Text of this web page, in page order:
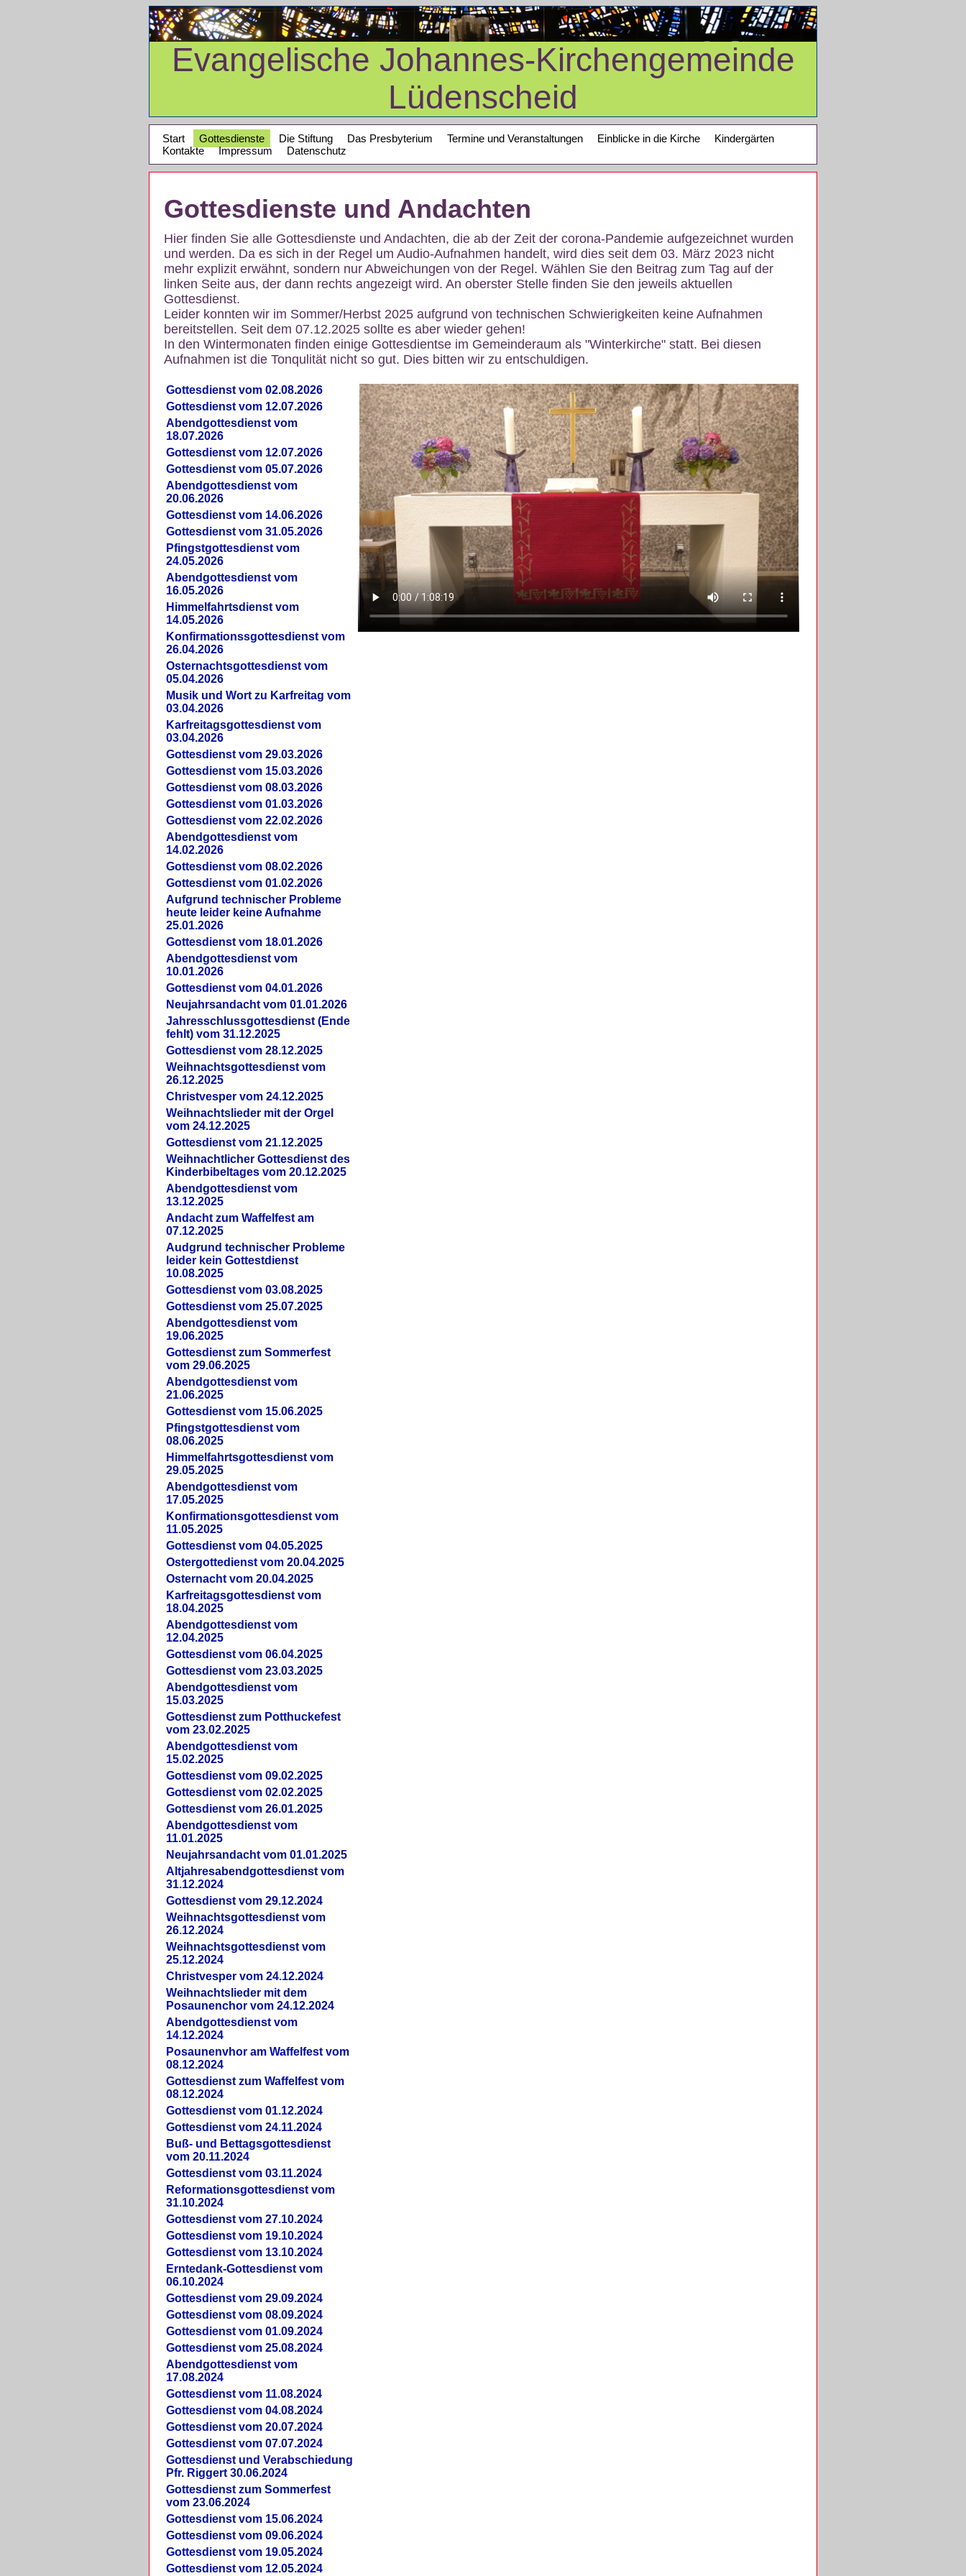
Evangelische Johannes-Kirchengemeinde
Lüdenscheid
Start Gottesdienste Die Stiftung Das Presbyterium Termine und Veranstaltungen Einblicke in die Kirche
Kindergärten
Kontakte
Impressum Datenschutz
Gottesdienste und Andachten
Hier finden Sie alle Gottesdienste und Andachten, die ab der Zeit der corona-Pandemie aufgezeichnet wurden
und werden. Da es sich in der Regel um Audio-Aufnahmen handelt, wird dies seit dem 03. März 2023 nicht
mehr explizit erwähnt, sondern nur Abweichungen von der Regel. Wählen Sie den Beitrag zum Tag auf der
linken Seite aus, der dann rechts angezeigt wird. An oberster Stelle finden Sie den jeweils aktuellen
Gottesdienst.
Leider konnten wir im Sommer/Herbst 2025 aufgrund von technischen Schwierigkeiten keine Aufnahmen
bereitstellen. Seit dem 07.12.2025 sollte es aber wieder gehen!
In den Wintermonaten finden einige Gottesdientse im Gemeinderaum als "Winterkirche" statt. Bei diesen
Aufnahmen ist die Tonqulität nicht so gut. Dies bitten wir zu entschuldigen.
Gottesdienst vom 02.08.2026
Gottesdienst vom 12.07.2026
Abendgottesdienst vom
18.07.2026
Gottesdienst vom 12.07.2026
Gottesdienst vom 05.07.2026
Abendgottesdienst vom
20.06.2026
Gottesdienst vom 14.06.2026
Gottesdienst vom 31.05.2026
Pfingstgottesdienst vom
24.05.2026
Abendgottesdienst vom
16.05.2026
Himmelfahrtsdienst vom
14.05.2026
Konfirmationssgottesdienst vom
26.04.2026
Osternachtsgottesdienst vom
05.04.2026
Musik und Wort zu Karfreitag vom
03.04.2026
Karfreitagsgottesdienst vom
03.04.2026
Gottesdienst vom 29.03.2026
Gottesdienst vom 15.03.2026
Gottesdienst vom 08.03.2026
Gottesdienst vom 01.03.2026
Gottesdienst vom 22.02.2026
Abendgottesdienst vom
14.02.2026
Gottesdienst vom 08.02.2026
Gottesdienst vom 01.02.2026
Aufgrund technischer Probleme
heute leider keine Aufnahme
25.01.2026
Gottesdienst vom 18.01.2026
Abendgottesdienst vom
10.01.2026
Gottesdienst vom 04.01.2026
Neujahrsandacht vom 01.01.2026
Jahresschlussgottesdienst (Ende
fehlt) vom 31.12.2025
Gottesdienst vom 28.12.2025
Weihnachtsgottesdienst vom
26.12.2025
Christvesper vom 24.12.2025
Weihnachtslieder mit der Orgel
vom 24.12.2025
Gottesdienst vom 21.12.2025
Weihnachtlicher Gottesdienst des
Kinderbibeltages vom 20.12.2025
Abendgottesdienst vom
13.12.2025
Andacht zum Waffelfest am
07.12.2025
Audgrund technischer Probleme
leider kein Gottestdienst
10.08.2025
Gottesdienst vom 03.08.2025
Gottesdienst vom 25.07.2025
Abendgottesdienst vom
19.06.2025
Gottesdienst zum Sommerfest
vom 29.06.2025
Abendgottesdienst vom
21.06.2025
Gottesdienst vom 15.06.2025
Pfingstgottesdienst vom
08.06.2025
Himmelfahrtsgottesdienst vom
29.05.2025
Abendgottesdienst vom
17.05.2025
Konfirmationsgottesdienst vom
11.05.2025
Gottesdienst vom 04.05.2025
Ostergottedienst vom 20.04.2025
Osternacht vom 20.04.2025
Karfreitagsgottesdienst vom
18.04.2025
Abendgottesdienst vom
12.04.2025
Gottesdienst vom 06.04.2025
Gottesdienst vom 23.03.2025
Abendgottesdienst vom
15.03.2025
Gottesdienst zum Potthuckefest
vom 23.02.2025
Abendgottesdienst vom
15.02.2025
Gottesdienst vom 09.02.2025
Gottesdienst vom 02.02.2025
Gottesdienst vom 26.01.2025
Abendgottesdienst vom
11.01.2025
Neujahrsandacht vom 01.01.2025
Altjahresabendgottesdienst vom
31.12.2024
Gottesdienst vom 29.12.2024
Weihnachtsgottesdienst vom
26.12.2024
Weihnachtsgottesdienst vom
25.12.2024
Christvesper vom 24.12.2024
Weihnachtslieder mit dem
Posaunenchor vom 24.12.2024
Abendgottesdienst vom
14.12.2024
Posaunenvhor am Waffelfest vom
08.12.2024
Gottesdienst zum Waffelfest vom
08.12.2024
Gottesdienst vom 01.12.2024
Gottesdienst vom 24.11.2024
Buß- und Bettagsgottesdienst
vom 20.11.2024
Gottesdienst vom 03.11.2024
Reformationsgottesdienst vom
31.10.2024
Gottesdienst vom 27.10.2024
Gottesdienst vom 19.10.2024
Gottesdienst vom 13.10.2024
Erntedank-Gottesdienst vom
06.10.2024
Gottesdienst vom 29.09.2024
Gottesdienst vom 08.09.2024
Gottesdienst vom 01.09.2024
Gottesdienst vom 25.08.2024
Abendgottesdienst vom
17.08.2024
Gottesdienst vom 11.08.2024
Gottesdienst vom 04.08.2024
Gottesdienst vom 20.07.2024
Gottesdienst vom 07.07.2024
Gottesdienst und Verabschiedung
Pfr. Riggert 30.06.2024
Gottesdienst zum Sommerfest
vom 23.06.2024
Gottesdienst vom 15.06.2024
Gottesdienst vom 09.06.2024
Gottesdienst vom 19.05.2024
Gottesdienst vom 12.05.2024